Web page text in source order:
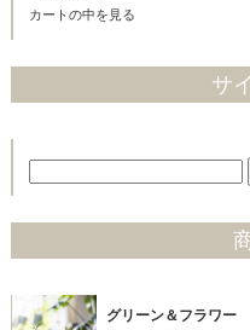
カートの中を見る
サ
グリーン＆フラワー